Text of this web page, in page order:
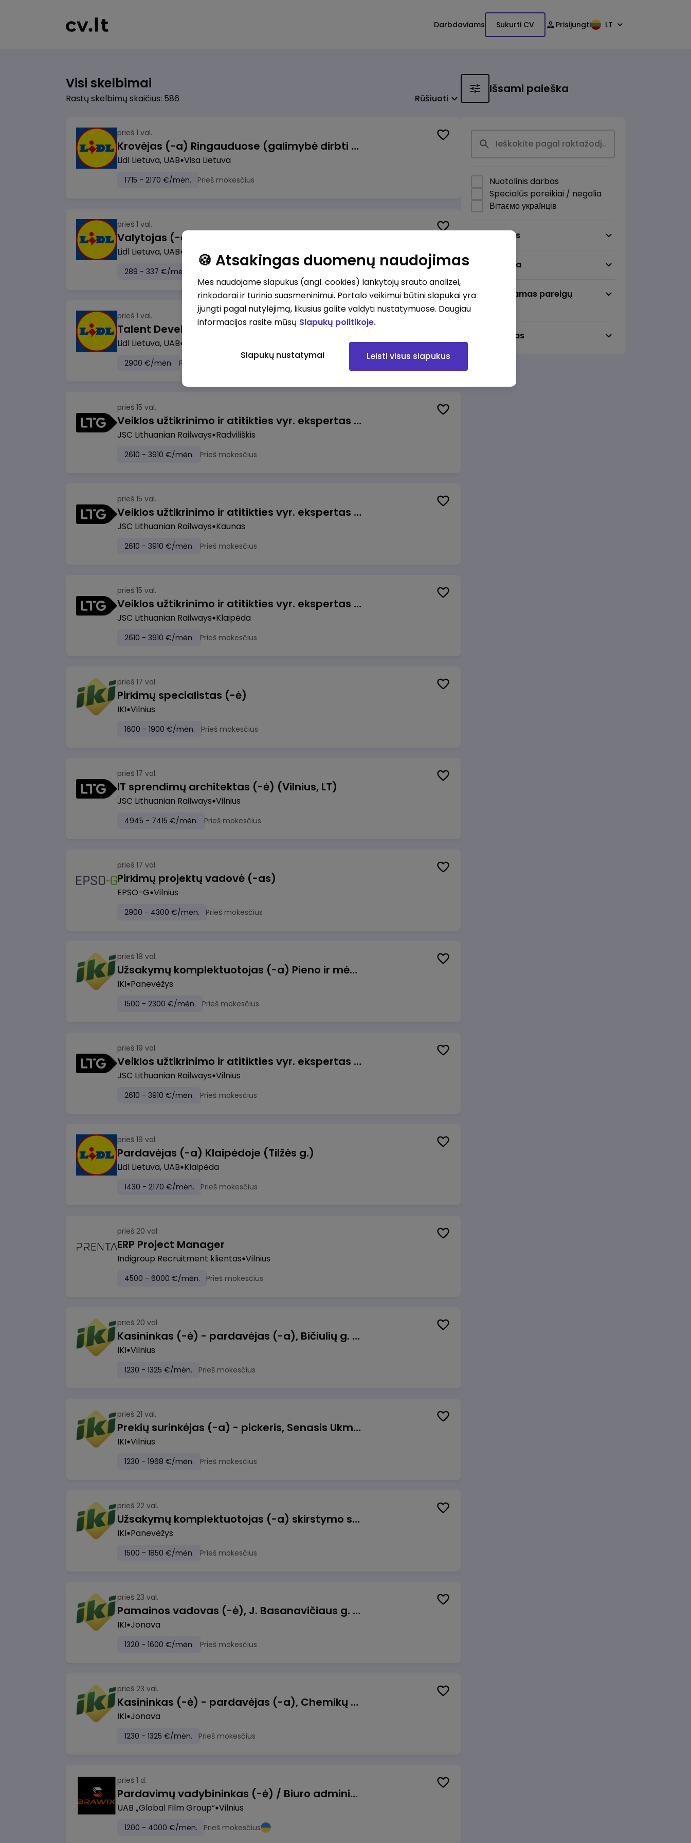
Darbdaviams Sukurti CV Prisijungti LT
Visi skelbimai
Rastų skelbimų skaičius: 586 Rūšiuoti
prieš 1 val.
Krovėjas (-a) Ringauduose (galimybė dirbti nepilnu etatu)
Lidl Lietuva, UAB Visa Lietuva
1715 - 2170 €/mėn. Prieš mokesčius
prieš 1 val.
Lidl Lietuva, UAB Marijampolė
289 - 337 €/mėn.
prieš 1 val.
Talent Development Project Manager (fixed term - 1.5 years)
Lidl Lietuva, UAB
2900 €/mėn. Prieš mokesčius
prieš 15 val.
Veiklos užtikrinimo ir atitikties vyr. ekspertas (-ė) (Radviliškis) (Radviliškis, LT)
JSC Lithuanian Railways Radviliškis
2610 - 3910 €/mėn. Prieš mokesčius
prieš 15 val.
Veiklos užtikrinimo ir atitikties vyr. ekspertas (-ė) (Kaunas) (Kaunas, LT)
JSC Lithuanian Railways Kaunas
2610 - 3910 €/mėn. Prieš mokesčius
prieš 15 val.
Veiklos užtikrinimo ir atitikties vyr. ekspertas (-ė) (Klaipėda) (Klaipėda, LT)
JSC Lithuanian Railways Klaipėda
2610 - 3910 €/mėn. Prieš mokesčius
prieš 17 val.
Pirkimų specialistas (-ė)
IKI Vilnius
1600 - 1900 €/mėn. Prieš mokesčius
prieš 17 val.
IT sprendimų architektas (-ė) (Vilnius, LT)
JSC Lithuanian Railways Vilnius
4945 - 7415 €/mėn. Prieš mokesčius
prieš 17 val.
Pirkimų projektų vadovė (-as)
EPSO-G Vilnius
2900 - 4300 €/mėn. Prieš mokesčius
prieš 18 val.
Užsakymų komplektuotojas (-a) Pieno ir mėsos sandėlyje
IKI Panevėžys
1500 - 2300 €/mėn. Prieš mokesčius
prieš 19 val.
Veiklos užtikrinimo ir atitikties vyr. ekspertas (-ė) (Vilnius, LT)
JSC Lithuanian Railways Vilnius
2610 - 3910 €/mėn. Prieš mokesčius
prieš 19 val.
Pardavėjas (-a) Klaipėdoje (Tilžės g.)
Lidl Lietuva, UAB Klaipėda
1430 - 2170 €/mėn. Prieš mokesčius
prieš 20 val.
ERP Project Manager
Indigroup Recruitment klientas Vilnius
4500 - 6000 €/mėn. Prieš mokesčius
prieš 20 val.
Kasininkas (-ė) - pardavėjas (-a), Bičiulių g. 36, Bukiškis, Vilnius
IKI Vilnius
1230 - 1325 €/mėn. Prieš mokesčius
prieš 21 val.
Prekių surinkėjas (-a) - pickeris, Senasis Ukmergės kelias 8, Avižieniai
IKI Vilnius
1230 - 1968 €/mėn. Prieš mokesčius
prieš 22 val.
Užsakymų komplektuotojas (-a) skirstymo sandėlyje
IKI Panevėžys
1500 - 1850 €/mėn. Prieš mokesčius
prieš 23 val.
Pamainos vadovas (-ė), J. Basanavičiaus g. 6, Jonava
IKI Jonava
1320 - 1600 €/mėn. Prieš mokesčius
prieš 23 val.
Kasininkas (-ė) - pardavėjas (-a), Chemikų g. 1, Jonava
IKI Jonava
1230 - 1325 €/mėn. Prieš mokesčius
prieš 1 d.
Pardavimų vadybininkas (-ė) / Biuro administratorius (-ė) (B2B)
UAB „Global Film Group“ Vilnius
1200 - 4000 €/mėn. Prieš mokesčius
Išsami paieška
Nuotolinis darbas
Specialūs poreikiai / negalia
Вітаємо українців
Darbo sritis
Darbo vieta
Pageidaujamas pareigų
Darbo laikas
🍪 Atsakingas duomenų naudojimas
Mes naudojame slapukus (angl. cookies) lankytojų srauto analizei,
rinkodarai ir turinio suasmeninimui. Portalo veikimui būtini slapukai yra
įjungti pagal nutylėjimą, likusius galite valdyti nustatymuose. Daugiau
informacijos rasite mūsų Slapukų politikoje.
Slapukų nustatymai Leisti visus slapukus